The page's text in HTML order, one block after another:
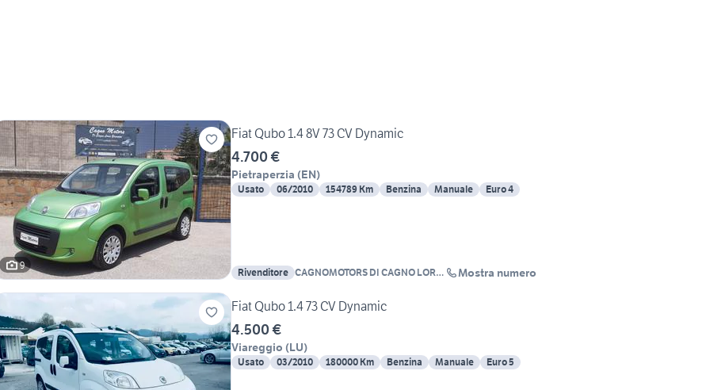
9
Fiat Qubo 1.4 8V 73 CV Dynamic
4.700 €
Pietraperzia (EN)
Usato 06/2010 154789 Km Benzina Manuale Euro 4
Rivenditore CAGNOMOTORS DI CAGNO LORIS
Mostra numero
Fiat Qubo 1.4 73 CV Dynamic
4.500 €
Viareggio (LU)
Usato 03/2010 180000 Km Benzina Manuale Euro 5